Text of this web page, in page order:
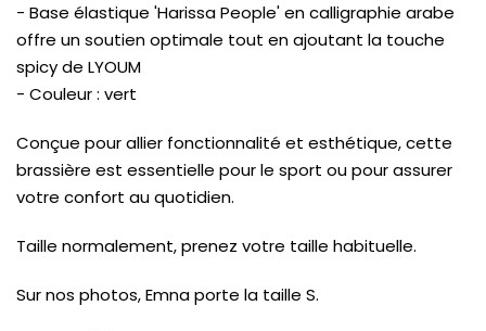
- Base élastique 'Harissa People' en calligraphie arabe
offre un soutien optimale tout en ajoutant la touche
spicy de LYOUM
- Couleur : vert
Conçue pour allier fonctionnalité et esthétique, cette
brassière est essentielle pour le sport ou pour assurer
votre confort au quotidien.
Taille normalement, prenez votre taille habituelle.
Sur nos photos, Emna porte la taille S.